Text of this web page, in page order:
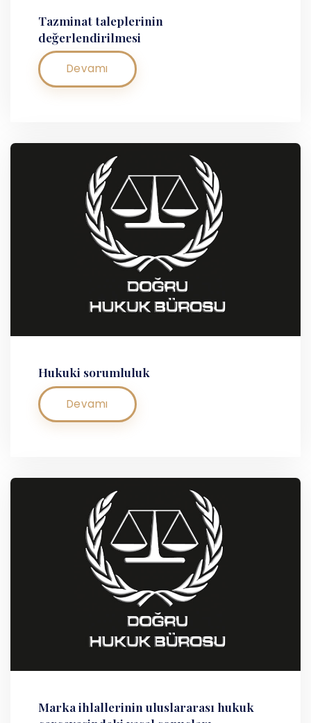
Tazminat taleplerinin
değerlendirilmesi
Devamı
Hukuki sorumluluk
Devamı
Marka ihlallerinin uluslararası hukuk